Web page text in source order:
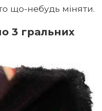
що-небудь міняти.
3 гральних